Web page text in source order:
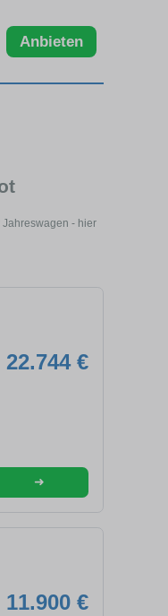
Anbieten
Jahreswagen - hier
22.744 €
➜
11.900 €